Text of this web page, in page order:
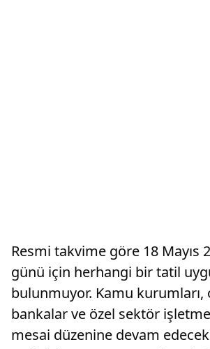
Resmi takvime göre 18 Mayıs
günü için herhangi bir tatil
bulunmuyor. Kamu kurumları,
bankalar ve özel sektör
mesai düzenine devam